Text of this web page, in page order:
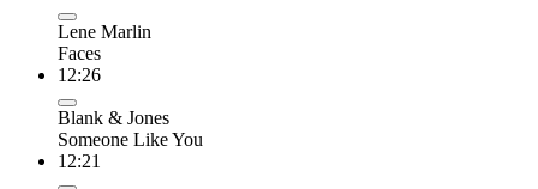
Lene Marlin
Faces
12:26
Blank & Jones
Someone Like You
12:21